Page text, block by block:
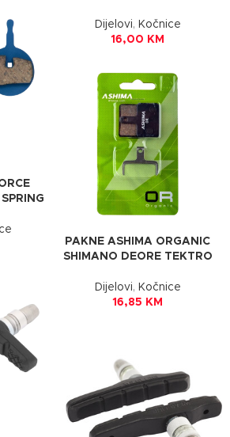
Dijelovi, Kočnice
16,00 KM
PAKNE ASHIMA ORGANIC
SHIMANO DEORE TEKTRO
Dijelovi, Kočnice
16,85 KM